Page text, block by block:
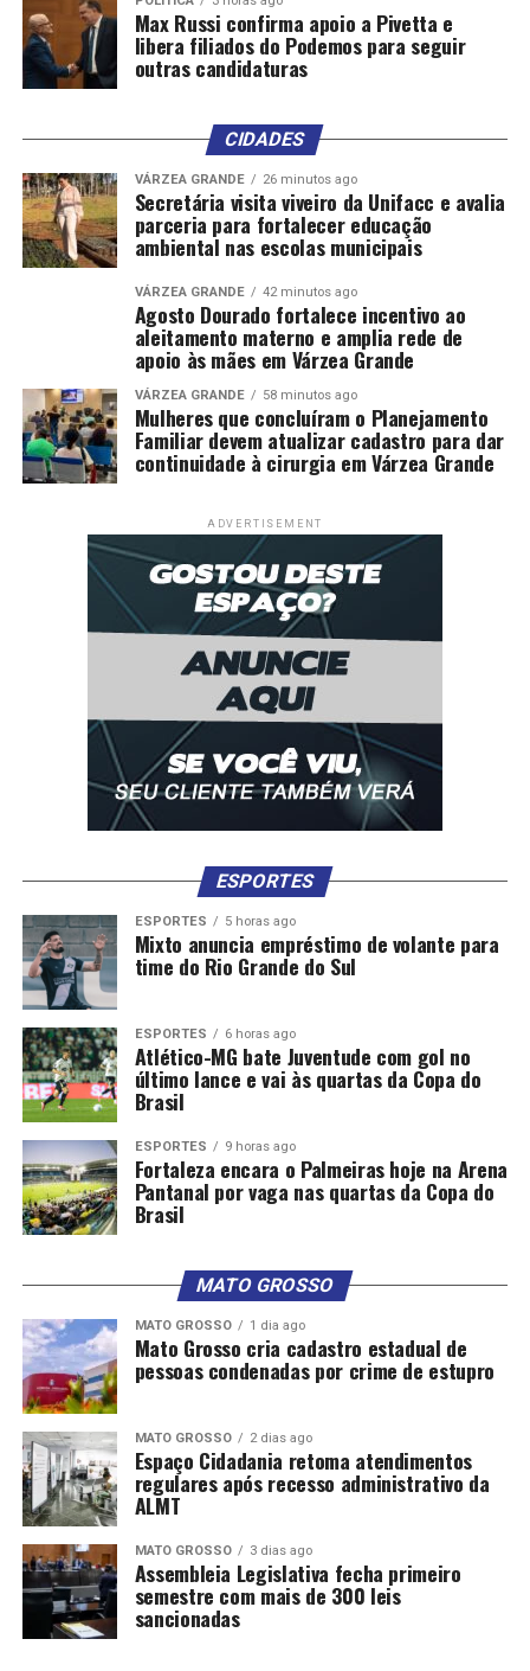
Max Russi confirma apoio a Pivetta e
libera filiados do Podemos para seguir
outras candidaturas
CIDADES
VÁRZEA GRANDE 26 minutos ago
Secretária visita viveiro da Unifacc e avalia
parceria para fortalecer educação
ambiental nas escolas municipais
VÁRZEA GRANDE 42 minutos ago
Agosto Dourado fortalece incentivo ao
aleitamento materno e amplia rede de
apoio às mães em Várzea Grande
VÁRZEA GRANDE 58 minutos ago
Mulheres que concluíram o Planejamento
Familiar devem atualizar cadastro para dar
continuidade à cirurgia em Várzea Grande
ADVERTISEMENT
ESPORTES
ESPORTES 5 horas ago
Mixto anuncia empréstimo de volante para
time do Rio Grande do Sul
ESPORTES 6 horas ago
Atlético-MG bate Juventude com gol no
último lance e vai às quartas da Copa do
Brasil
ESPORTES 9 horas ago
Fortaleza encara o Palmeiras hoje na Arena
Pantanal por vaga nas quartas da Copa do
Brasil
MATO GROSSO
MATO GROSSO 1 dia ago
Mato Grosso cria cadastro estadual de
pessoas condenadas por crime de estupro
MATO GROSSO 2 dias ago
Espaço Cidadania retoma atendimentos
regulares após recesso administrativo da
ALMT
MATO GROSSO 3 dias ago
Assembleia Legislativa fecha primeiro
semestre com mais de 300 leis
sancionadas